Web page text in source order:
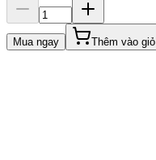
Mua ngay Thêm vào giỏ